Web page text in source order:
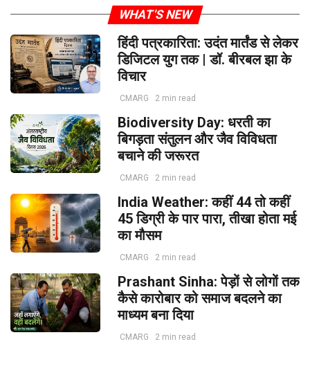
WHAT'S NEW
हिंदी पत्रकारिता: उदंत मार्तंड से लेकर
डिजिटल युग तक | डॉ. बीरबल झा के
विचार
CMARG 2 min read
Biodiversity Day: धरती का
बिगड़ता संतुलन और जैव विविधता
बचाने की जरूरत
CMARG 2 min read
India Weather: कहीं 44 तो कहीं
45 डिग्री के पार पारा, तीखा होता मई
का मौसम
CMARG 2 min read
Prashant Sinha: पेड़ों से लोगों तक
कैसे कारोबार को समाज बदलने का
माध्यम बना दिया
CMARG 2 min read